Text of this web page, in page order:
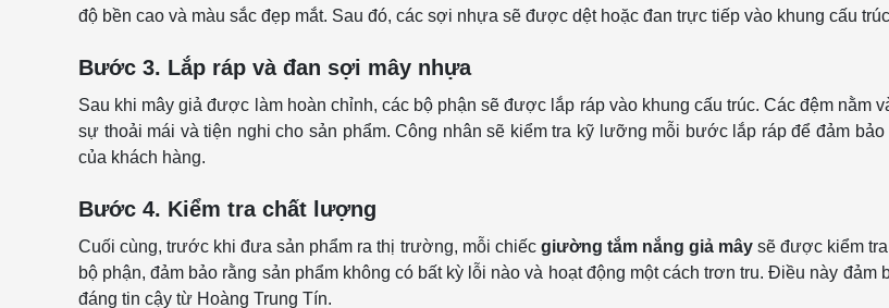
độ bền cao và màu sắc đẹp mắt. Sau đó, các sợi nhựa sẽ được dệt hoặc đan trực tiếp vào khung cấu
Bước 3. Lắp ráp và đan sợi mây nhựa
Sau khi mây giả được làm hoàn chỉnh, các bộ phận sẽ được lắp ráp vào khung cấu trúc. Các đệm nằm
sự thoải mái và tiện nghi cho sản phẩm. Công nhân sẽ kiểm tra kỹ lưỡng mỗi bước lắp ráp để đảm
của khách hàng.
Bước 4. Kiểm tra chất lượng
Cuối cùng, trước khi đưa sản phẩm ra thị trường, mỗi chiếc giường tắm nắng giả mâysẽ được kiểm tra
bộ phận, đảm bảo rằng sản phẩm không có bất kỳ lỗi nào và hoạt động một cách trơn tru. Điều này
đáng tin cậy từ Hoàng Trung Tín.